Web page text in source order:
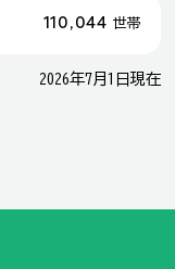
110,044 世帯
2026年7月1日現在